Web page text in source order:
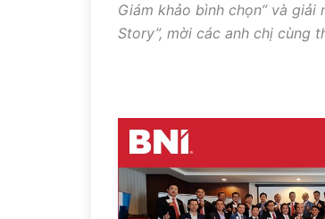
Giám khảo bình chọn” và giải
Story”, mời các anh chị cùng